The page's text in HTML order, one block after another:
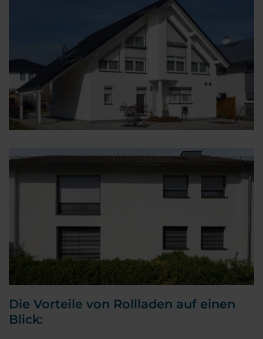
Die Vorteile von Rollladen auf einen
Blick: